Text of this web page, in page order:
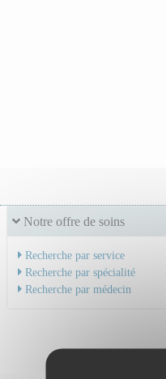
Notre offre de soins
Recherche par service
Recherche par spécialité
Recherche par médecin